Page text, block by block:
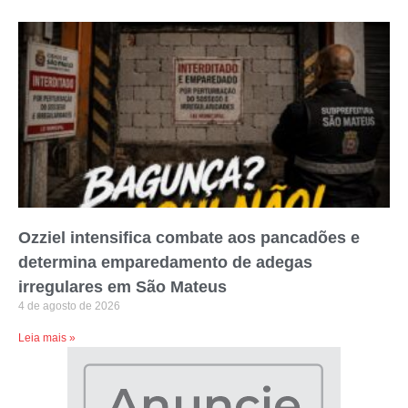
Ozziel intensifica combate aos pancadões e
determina emparedamento de adegas
irregulares em São Mateus
4 de agosto de 2026
Leia mais »